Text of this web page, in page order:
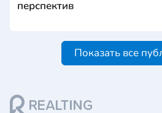
перспектив
Показать все